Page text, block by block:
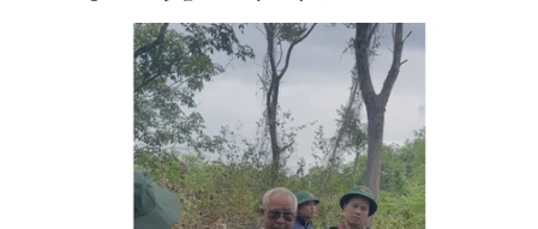
nước ngoài hơn 32.000 tỷ đồng…/.
Vụ án Vạn
Thịnh Phát giai đoạn 2:
Truy tố bị cáo Trương Mỹ
Lan với ba tội danh